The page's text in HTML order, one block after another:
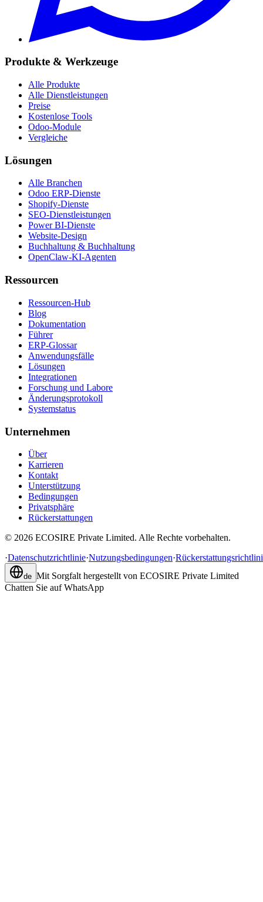
Produkte & Werkzeuge
Alle Produkte
Alle Dienstleistungen
Preise
Kostenlose Tools
Odoo-Module
Vergleiche
Lösungen
Alle Branchen
Odoo ERP-Dienste
Shopify-Dienste
SEO-Dienstleistungen
Power BI-Dienste
Website-Design
Buchhaltung & Buchhaltung
OpenClaw-KI-Agenten
Ressourcen
Ressourcen-Hub
Blog
Dokumentation
Führer
ERP-Glossar
Anwendungsfälle
Lösungen
Integrationen
Forschung und Labore
Änderungsprotokoll
Systemstatus
Unternehmen
Über
Karrieren
Kontakt
Unterstützung
Bedingungen
Privatsphäre
Rückerstattungen
© 2026 ECOSIRE Private Limited. Alle Rechte vorbehalten.
·Datenschutzrichtlinie·Nutzungsbedingungen·
de Mit Sorgfalt hergestellt von ECOSIRE Private Limited
Chatten Sie auf WhatsApp